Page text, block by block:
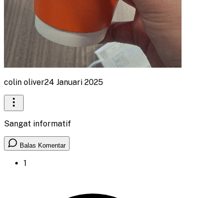
colin oliver24 Januari 2025
Sangat informatif
Balas Komentar
1